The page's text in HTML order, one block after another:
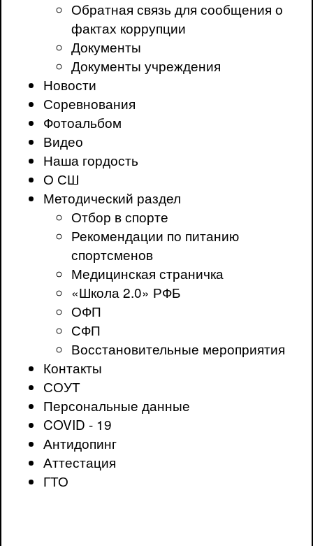
Обратная связь для сообщения о
фактах коррупции
Документы
Документы учреждения
Новости
Соревнования
Фотоальбом
Видео
Наша гордость
О СШ
Методический раздел
Отбор в спорте
Рекомендации по питанию
спортсменов
Медицинская страничка
«Школа 2.0» РФБ
ОФП
СФП
Восстановительные мероприятия
Контакты
СОУТ
Персональные данные
COVID - 19
Антидопинг
Аттестация
ГТО